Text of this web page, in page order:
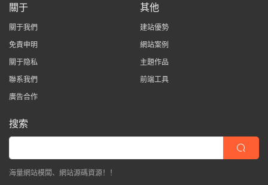
關于
關于我們
免責申明
關于隐私
聯系我們
廣告合作
其他
建站優勢
網站案例
主題作品
前端工具
搜索
海量網站模闆、網站源碼資源！！